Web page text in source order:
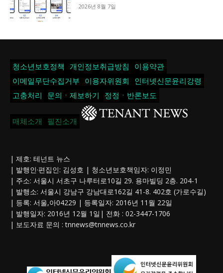
2026년 8월 7일
청소년보호정책 개인정보취급방침
이용약관
이메일무단수집거부
이용자위원회
인터넷신문윤리강령
고충처리
문의ㆍ제보하기 정정ㆍ반론보도
매체소개 필진소개
| 제호: 테넌트 뉴스
| 발행인·편집인: 김성호 | 청소년보호책임자: 이정민
| 주소: 서울시 서초구 나루터로10길 29. 용마빌딩 2층. 204-1
| 발행소: 서울시 강남구 강남대로162길 41-8. 402호 (가로수길)
| 등록: 서울,아04229 | 등록일자: 2016년 11월 22일
| 발행일자: 2016년 12월 1일| 전화 : 02-3447-1706
| 보도자료 문의 :tnnews@tnnews.co.kr